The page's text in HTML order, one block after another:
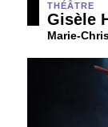
THÉÂTRE
Gisèle
Marie-